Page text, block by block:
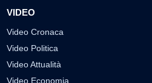
VIDEO
Video Cronaca
Video Politica
Video Attualità
Video Economia